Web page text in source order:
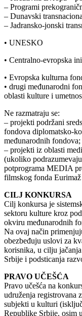
– Programi
– Dunavski
– Jadransko-jonski
• UNESKO
• Centralno-evropska
• Evropska kulturna
• drugi međunarodni
oblasti kulture i
Ne razmatraju se:
– projekti podržani
fondova diplomatsko-
međunarodnih fondova;
– projekti iz oblasti
(ukoliko
potprograma MEDIA
filmskog fonda
CILJ KONKURSA
Cilj konkursa je
sektoru kulture kroz
okviru međunarodnih
Na ovaj način
obezbeđuju uslovi za
korisnika, u cilju
Srbije i podsticanja
PRAVO UČEŠĆA
Pravo učešća na
udruženja registrovana
subjekti u kulturi
Republike Srbije, osim